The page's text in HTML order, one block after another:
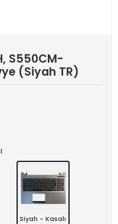
S550CM-
(Siyah TR)
Siyah - Kasalı